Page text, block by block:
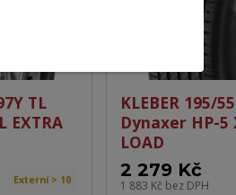
TL
EXTRA
Externí > 10
KLEBER 195/
Dynaxer HP-5
LOAD
2 279 Kč
1 883 Kč bez DPH